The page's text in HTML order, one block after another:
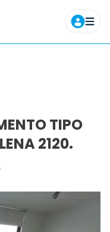
Agendar tour
TIPO
2120.